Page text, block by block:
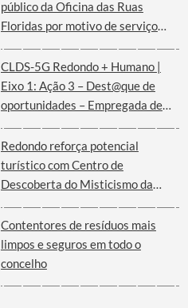
público da Oficina das Ruas
Floridas por motivo de serviço
CLDS-5G Redondo + Humano |
Eixo 1: Ação 3 – Dest@que de
oportunidades – Empregada de
Paulo – Serra d´Ossa)
Redondo reforça potencial
turístico com Centro de
Descoberta do Misticismo da
Contentores de resíduos mais
limpos e seguros em todo o
concelho